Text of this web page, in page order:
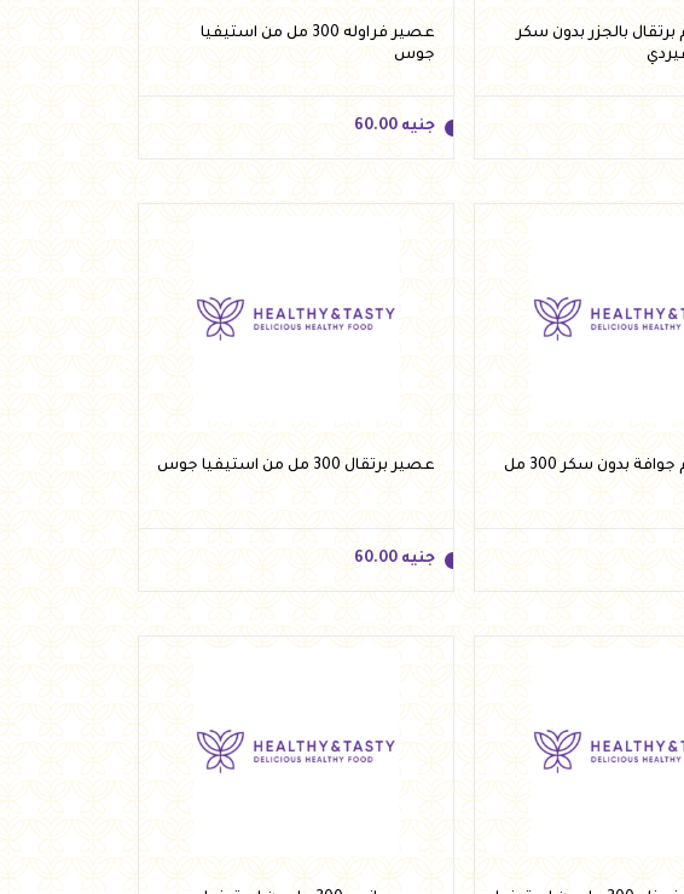
بالجزر بدون سكر
عصير فراوله 300 مل من استيفيا
جوس
جنيه 60.00
جنيه 60.00
عصير بطعم جوافة بدون سكر 300 مل
عصير برتقال 300 مل من استيفيا جوس
جنيه 60.00
جنيه 60.00